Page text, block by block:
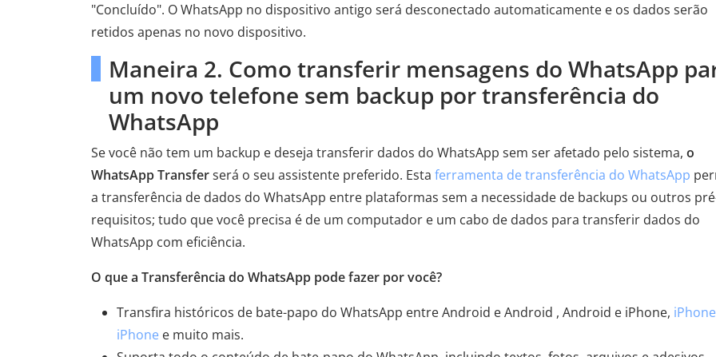
"Concluído". O WhatsApp no ​​dispositivo antigo será desconectado automaticamente e os dados serão
retidos apenas no novo dispositivo.
Maneira 2. Como transferir mensagens do WhatsApp
um novo telefone sem backup por transferência do
WhatsApp
Se você não tem um backup e deseja transferir dados do WhatsApp sem ser afetado pelo sistema, o
WhatsApp Transferserá o seu assistente preferido. Esta ferramenta de transferência do WhatsApp
a transferência de dados do WhatsApp entre plataformas sem a necessidade de backups ou outros
requisitos; tudo que você precisa é de um computador e um cabo de dados para transferir dados do
WhatsApp com eficiência.
O que a Transferência do WhatsApp pode fazer por você?
Transfira históricos de bate-papo do WhatsApp entre Android e Android , Android e iPhone,
iPhone e muito mais.